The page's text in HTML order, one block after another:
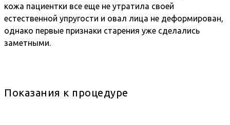
кожа пациентки все еще не утратила своей
естественной упругости и овал лица не деформирован,
однако первые признаки старения уже сделались
заметными.
Показания к процедуре